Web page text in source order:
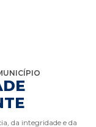
da integridade e da